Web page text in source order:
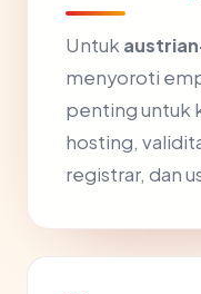
Untuk
menyoroti
penting untuk
hosting,
registrar, dan